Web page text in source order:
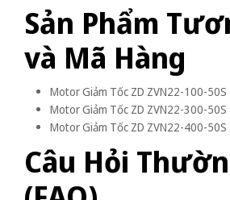
Sản Phẩm
và Mã Hàng
Motor Giảm Tốc ZD ZVN22-100-50S
Motor Giảm Tốc ZD ZVN22-300-50S
Motor Giảm Tốc ZD ZVN22-400-50S
Câu Hỏi